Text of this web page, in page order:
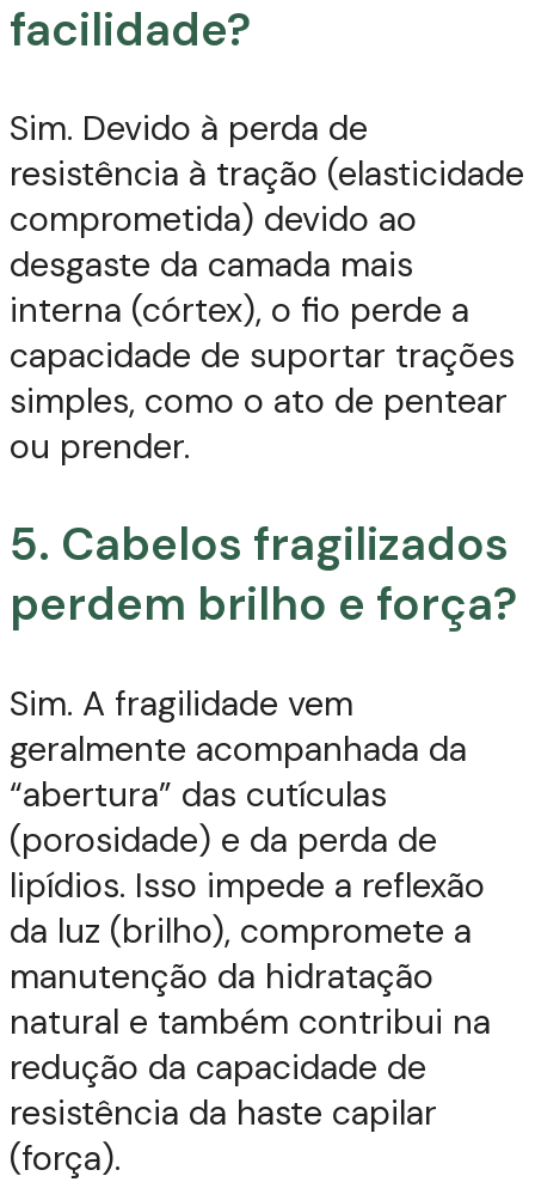
facilidade?
Sim. Devido à perda de
resistência à tração (elasticidade
comprometida) devido ao
desgaste da camada mais
interna (córtex), o fio perde a
capacidade de suportar trações
simples, como o ato de pentear
ou prender.
5. Cabelos fragilizados
perdem brilho e força?
Sim. A fragilidade vem
geralmente acompanhada da
“abertura” das cutículas
(porosidade) e da perda de
lipídios. Isso impede a reflexão
da luz (brilho), compromete a
manutenção da hidratação
natural e também contribui na
redução da capacidade de
resistência da haste capilar
(força).